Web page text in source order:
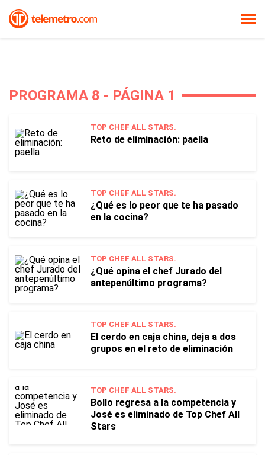
PROGRAMA 8 - PÁGINA 1
TOP CHEF ALL STARS.
Reto de eliminación: paella
TOP CHEF ALL STARS.
¿Qué es lo peor que te ha pasado
en la cocina?
TOP CHEF ALL STARS.
¿Qué opina el chef Jurado del
antepenúltimo programa?
TOP CHEF ALL STARS.
El cerdo en caja china, deja a dos
grupos en el reto de eliminación
TOP CHEF ALL STARS.
Bollo regresa a la competencia y
José es eliminado de Top Chef All
Stars